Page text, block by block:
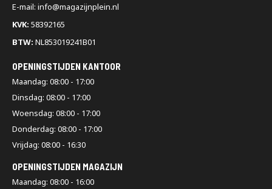
E-mail: info@magazijnplein.nl
KVK: 58392165
BTW: NL853019241B01
OPENINGSTIJDEN KANTOOR
Maandag: 08:00 - 17:00
Dinsdag: 08:00 - 17:00
Woensdag: 08:00 - 17:00
Donderdag: 08:00 - 17:00
Vrijdag: 08:00 - 16:30
OPENINGSTIJDEN MAGAZIJN
Maandag: 08:00 - 16:00